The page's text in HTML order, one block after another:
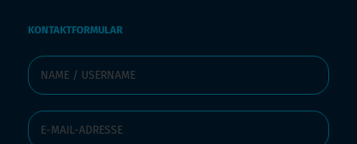
KONTAKTFORMULAR